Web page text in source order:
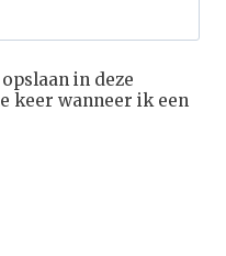
in deze
keer wanneer ik een